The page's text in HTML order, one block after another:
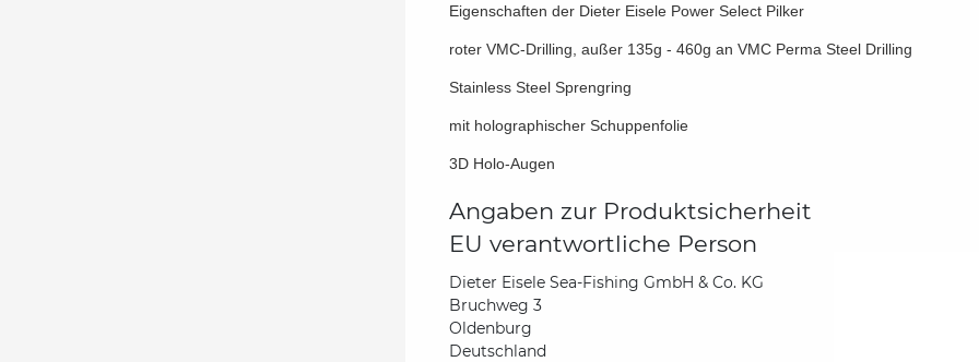
Eigenschaften der Dieter Eisele Power Select Pilker
roter VMC-Drilling, außer 135g - 460g an VMC Perma Steel Drilling
Stainless Steel Sprengring
mit holographischer Schuppenfolie
3D Holo-Augen
Angaben zur Produktsicherheit
EU verantwortliche Person
Dieter Eisele Sea-Fishing GmbH & Co. KG
Bruchweg 3
Oldenburg
Deutschland